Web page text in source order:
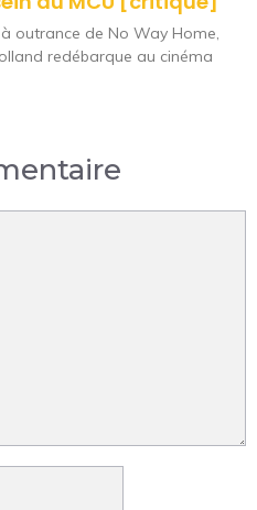
outrance de No Way Home,
redébarque au cinéma